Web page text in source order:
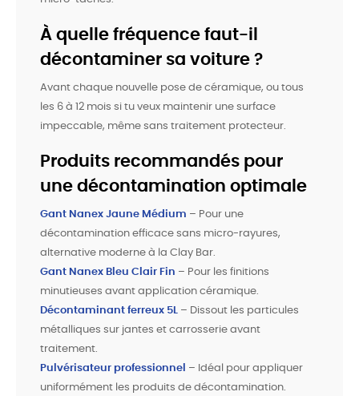
À quelle fréquence faut-il
décontaminer sa voiture ?
Avant chaque nouvelle pose de céramique, ou tous
les 6 à 12 mois si tu veux maintenir une surface
impeccable, même sans traitement protecteur.
Produits recommandés pour
une décontamination optimale
Gant Nanex Jaune Médium – Pour une
décontamination efficace sans micro-rayures,
alternative moderne à la Clay Bar.
Gant Nanex Bleu Clair Fin – Pour les finitions
minutieuses avant application céramique.
Décontaminant ferreux 5L – Dissout les particules
métalliques sur jantes et carrosserie avant
traitement.
Pulvérisateur professionnel
– Idéal pour appliquer
uniformément les produits de décontamination.